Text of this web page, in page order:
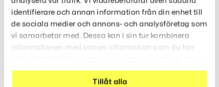
identifierare och annan information från din enhet till
de sociala medier och annons- och analysföretag som
vi samarbetar med. Dessa kan i sin tur kombinera
informationen med annan information som du har
använt deras tjänster.
Tillåt alla
Diktafon USB-Minne
249